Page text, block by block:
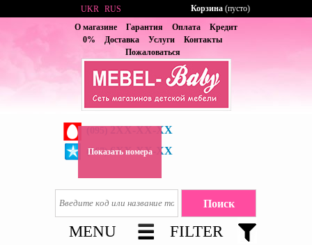
О магазине Гарантия Оплата
Кредит
0%
Доставка Услуги
Контакты
Пожаловаться
2XX-XX-XX
(067) 6XX-XX-XX
Показать номера
UKR RUS Корзина (пусто)
MENU FILTER